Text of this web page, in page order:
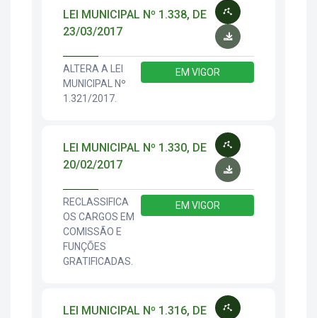
LEI MUNICIPAL Nº 1.338, DE
23/03/2017
ALTERA A LEI
MUNICIPAL Nº
1.321/2017.
EM VIGOR
LEI MUNICIPAL Nº 1.330, DE
20/02/2017
RECLASSIFICA
OS CARGOS EM
COMISSÃO E
FUNÇÕES
GRATIFICADAS.
EM VIGOR
LEI MUNICIPAL Nº 1.316, DE